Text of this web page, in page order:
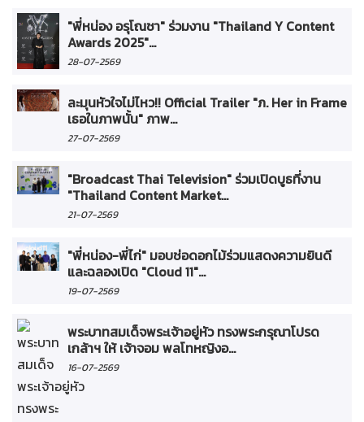
"พี่หน่อง อรุโณชา" ร่วมงาน "Thailand Y Content
Awards 2025"...
28-07-2569
ละมุนหัวใจไม่ไหว!! Official Trailer "ภ. Her in Frame
เธอในภาพนั้น" ภาพ...
27-07-2569
"Broadcast Thai Television" ร่วมเปิดบูธที่งาน
"Thailand Content Market...
21-07-2569
"พี่หน่อง-พี่ไก่" มอบช่อดอกไม้ร่วมแสดงความยินดี
และฉลองเปิด "Cloud 11"...
19-07-2569
พระบาทสมเด็จพระเจ้าอยู่หัว ทรงพระกรุณาโปรด
เกล้าฯ ให้ เจ้าจอม พลโทหญิงอ...
16-07-2569